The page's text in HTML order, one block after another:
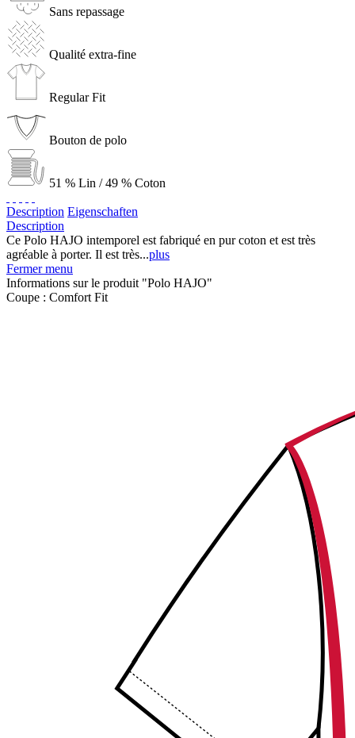
Sans repassage
Qualité extra-fine
Regular Fit
Bouton de polo
51 % Lin / 49 % Coton
Description Eigenschaften
Description
Ce Polo HAJO intemporel est fabriqué en pur coton et est très
agréable à porter. Il est très...plus
Fermer menu
Informations sur le produit "Polo HAJO"
Coupe : Comfort Fit